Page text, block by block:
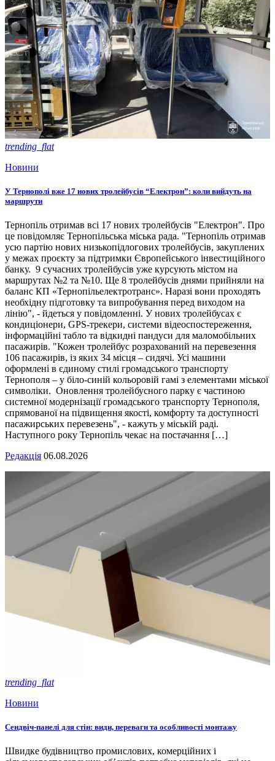
trending_flat
Новини
У Тернополі вже 17 нових тролейбусів “Електрон”: коли вийдуть на
маршрути
Тернопіль отримав всі 17 нових тролейбусів "Електрон". Про
це повідомляє Тернопільська міська рада. "Тернопіль отримав
усю партію нових низькопідлогових тролейбусів, закуплених
у межах проєкту за підтримки Європейського інвестиційного
банку. 9 сучасних тролейбусів уже курсують містом на
маршрутах №2 та №10. Ще 8 тролейбусів днями прийняли на
баланс КП «Тернопільелектротранс». Наразі вони проходять
необхідну підготовку та випробування перед виходом на
лінію", - йдеться у повідомленні. У нових тролейбусах є
кондиціонери, GPS-трекери, системи відеоспостереження,
інформаційні табло та відкидні пандуси для маломобільних
пасажирів. "Кожен тролейбус розрахований на перевезення
106 пасажирів, із яких 34 місця – сидячі. Усі машини
оформлені в єдиному стилі громадського транспорту
Тернополя – у біло-синій кольоровій гамі з елементами міської
символіки. Оновлення тролейбусного парку є частиною
системної модернізації громадського транспорту Тернополя,
спрямованої на підвищення якості, комфорту та доступності
пасажирських перевезень", - кажуть у міській раді.
Наступного року Тернопіль чекає на постачання […]
Редакція 06.08.2026
trending_flat
Новини
Сендвіч-панелі для стін: види, переваги та особливості монтажу
Швидке будівництво промислових, комерційних і